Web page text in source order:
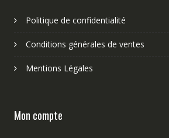
Politique de confidentialité
Conditions générales de ventes
Mentions Légales
Mon compte